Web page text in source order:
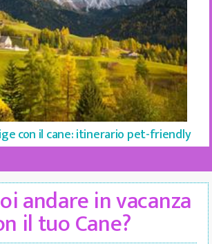
con il cane: itinerario pet-friendly
andare in vacanza
il tuo Cane?